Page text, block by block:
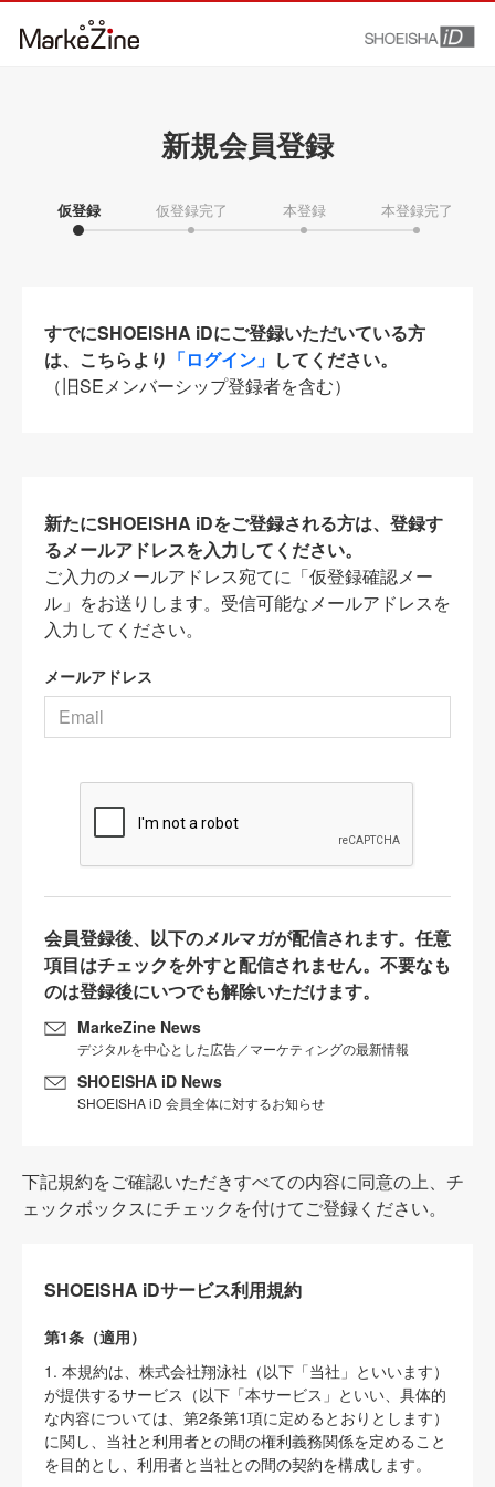
新規会員登録
仮登録 仮登録完了 本登録 本登録完了
すでにSHOEISHA iDにご登録いただいている方
は、こちらより 「ログイン」 してください。
（旧SEメンバーシップ登録者を含む）
新たにSHOEISHA iDをご登録される方は、登録す
るメールアドレスを入力してください。
ご入力のメールアドレス宛てに「仮登録確認メー
ル」をお送りします。受信可能なメールアドレスを
入力してください。
メールアドレス
会員登録後、以下のメルマガが配信されます。任意
項目はチェックを外すと配信されません。不要なも
のは登録後にいつでも解除いただけます。
MarkeZine News
デジタルを中心とした広告／マーケティングの最新情報
SHOEISHA iD News
SHOEISHA iD 会員全体に対するお知らせ
下記規約をご確認いただきすべての内容に同意の上、チ
ェックボックスにチェックを付けてご登録ください。
SHOEISHA iDサービス利用規約
第1条（適用）
1. 本規約は、株式会社翔泳社（以下「当社」といいます）
が提供するサービス（以下「本サービス」といい、具体的
な内容については、第2条第1項に定めるとおりとします）
に関し、当社と利用者との間の権利義務関係を定めること
を目的とし、利用者と当社との間の契約を構成します。